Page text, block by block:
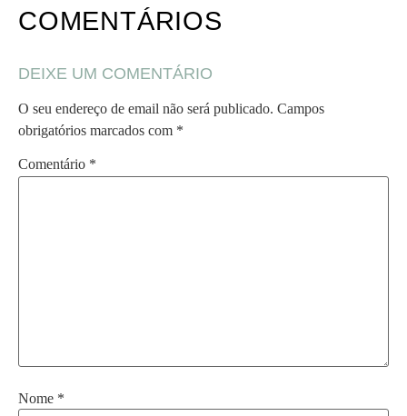
COMENTÁRIOS
DEIXE UM COMENTÁRIO
O seu endereço de email não será publicado. Campos
obrigatórios marcados com *
Comentário *
Nome *